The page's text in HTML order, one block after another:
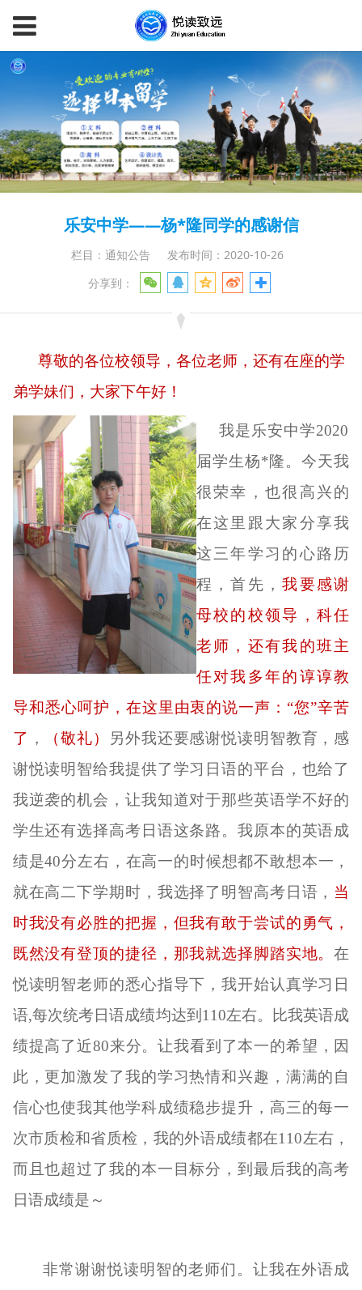
乐安中学——杨*隆同学的感谢信
栏目：通知公告
发布时间：2020-10-26
分享到：
尊敬的各位校领导，各位老师，还有在座的学
弟学妹们，大家下午好！
我是乐安中学2020
届学生杨*隆。今天我
很荣幸，也很高兴的
在这里跟大家分享我
这三年学习的心路历
程，首先，我要感谢
母校的校领导，科任
老师，还有我的班主
任对我多年的谆谆教
导和悉心呵护，在这里由衷的说一声： “您”辛苦
了 ， （敬礼） 另外我还要感谢悦读明智教育 ， 感
谢悦读明智给我提供了学习日语的平台 ， 也给了
我逆袭的机会， 让我知道对于那些英语学不好的
学生还有选择高考日语这条路。我原本的英语成
绩是40分左右 ，在高一的时候想都不敢想本一，
就在高二下学期时， 我选择了明智高考日语， 当
时我没有必胜的把握，但我有敢于尝试的勇气，
既然没有登顶的捷径，那我就选择脚踏实地。在
悦读明智老师的悉心指导下，我开始认真学习日
语,每次统考日语成绩均达到 1 10左右。比我英语成
绩提高了近80来分。让我看到了本一的希望， 因
此，更加激发了我的学习热情和兴趣，满满的自
信心也使我其他学科成绩稳步提升， 高三的每一
次市质检和省质检 ， 我的外语成绩都在110左右，
而且也超过了我的本一目标分 ，到最后我的高考
日语成绩是～
非常谢谢悦读明智的老师们。让我在外语成